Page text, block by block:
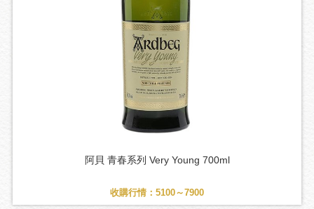
阿貝 青春系列 Very Young 700ml
收購行情：5100～7900